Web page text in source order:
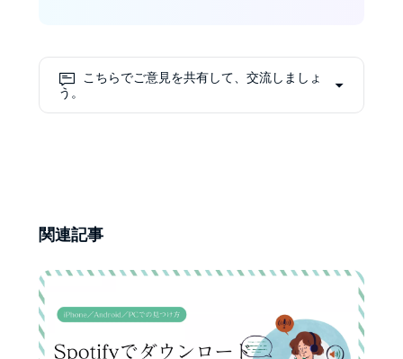
やすい実践的な解説を提供してい
こちらでご意見を共有して、交流しましょ
う。
関連記事